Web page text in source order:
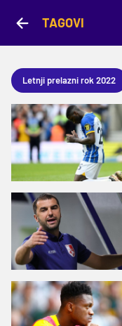
TAGOVI
Letnji prelazni rok 2022